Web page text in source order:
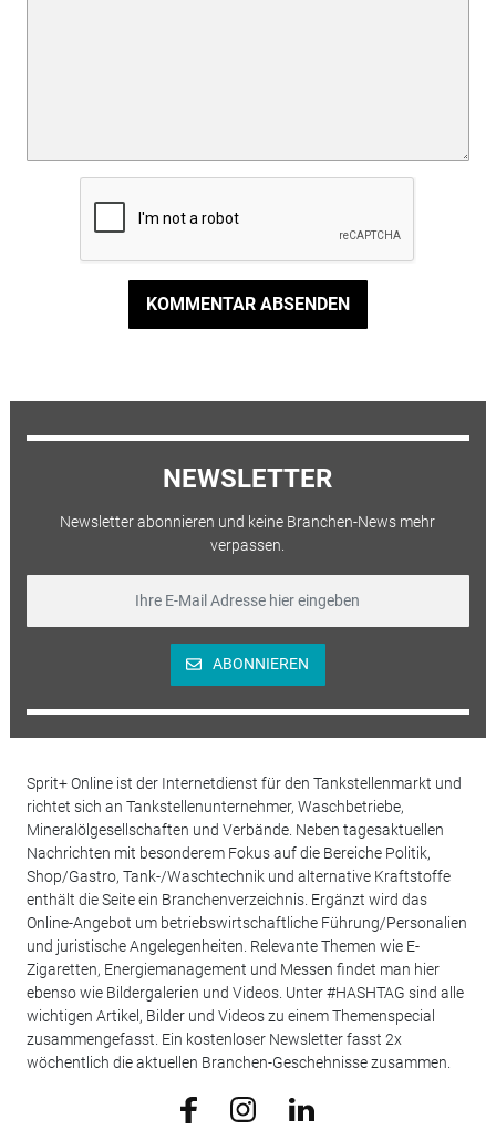
KOMMENTAR ABSENDEN
NEWSLETTER
Newsletter abonnieren und keine Branchen-News mehr
verpassen.
ABONNIEREN
Sprit+ Online ist der Internetdienst für den Tankstellenmarkt und
richtet sich an Tankstellenunternehmer, Waschbetriebe,
Mineralölgesellschaften und Verbände. Neben tagesaktuellen
Nachrichten mit besonderem Fokus auf die Bereiche Politik,
Shop/Gastro, Tank-/Waschtechnik und alternative Kraftstoffe
enthält die Seite ein Branchenverzeichnis. Ergänzt wird das
Online-Angebot um betriebswirtschaftliche Führung/Personalien
und juristische Angelegenheiten. Relevante Themen wie E-
Zigaretten, Energiemanagement und Messen findet man hier
ebenso wie Bildergalerien und Videos. Unter #HASHTAG sind alle
wichtigen Artikel, Bilder und Videos zu einem Themenspecial
zusammengefasst. Ein kostenloser Newsletter fasst 2x
wöchentlich die aktuellen Branchen-Geschehnisse zusammen.